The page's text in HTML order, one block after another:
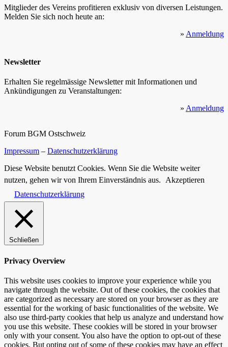
Mitglieder des Vereins profitieren exklusiv von diversen Leistungen.
Melden Sie sich noch heute an:
» Anmeldung
Newsletter
Erhalten Sie regelmässige Newsletter mit Informationen und
Ankündigungen zu Veranstaltungen:
» Anmeldung
Forum BGM Ostschweiz
Impressum – Datenschutzerklärung
Diese Website benutzt Cookies. Wenn Sie die Website weiter
nutzen, gehen wir von Ihrem Einverständnis aus.
Akzeptieren
Datenschutzerklärung
Schließen
Privacy Overview
This website uses cookies to improve your experience while you
navigate through the website. Out of these cookies, the cookies that
are categorized as necessary are stored on your browser as they are
essential for the working of basic functionalities of the website. We
also use third-party cookies that help us analyze and understand how
you use this website. These cookies will be stored in your browser
only with your consent. You also have the option to opt-out of these
cookies. But opting out of some of these cookies may have an effect